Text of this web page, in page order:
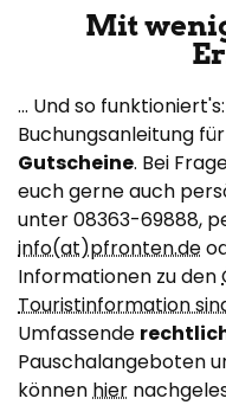
Mit
... Und so funktioniert's:
Buchungsanleitung für
Gutscheine. Bei
euch gerne auch
unter 08363-69888,
info(at)pfronten.de
Informationen zu den
Touristinformation
Umfassende
Pauschalangeboten
könnenhier